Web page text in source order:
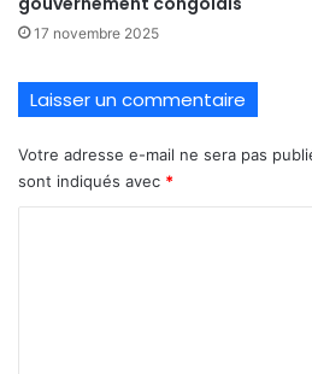
17 novembre 2025
Laisser un commentaire
Votre adresse e-mail ne sera pas
sont indiqués avec *